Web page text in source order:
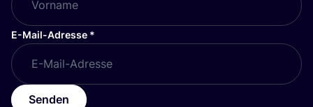
E-Mail-Adresse *
Senden